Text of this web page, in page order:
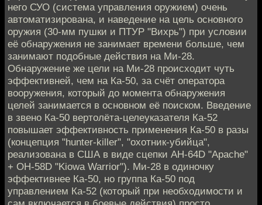
него СУО (система управления оружием) очень
автоматизирована, и наведение на цель основного
оружия (30-мм пушки и ПТУР "Вихрь") при условии
её обнаружения не занимает времени больше, чем
занимают подобные действия на Ми-28.
Обнаружение же цели на Ми-28 происходит чуть
эффективней, чем на Ка-50, за счёт оператора
вооружения, который до момента обнаружения
целей занимается в основном её поиском. Введение
в звено Ка-50 вертолёта-целеуказателя Ка-52
повышает эффективность применения Ка-50 в разы
(концепция "hunter-killer", "охотник-убийца",
реализована в США в виде сцепки AH-64D "Apache"
+ OH-58D "Kiowa Warrior"). Ми-28 в одиночку
эффективнее Ка-50, но группа Ка-50 под
управлением Ка-52 (который при необходимости и